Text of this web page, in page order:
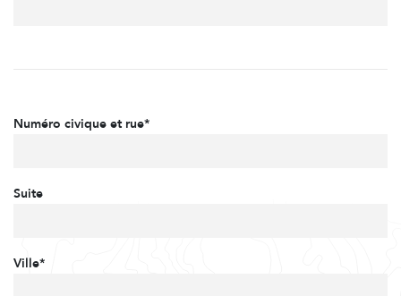
Numéro civique et rue*
Suite
Ville*